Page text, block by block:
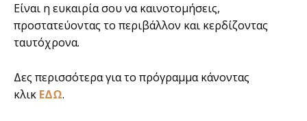
Είναι η ευκαιρία σου να καινοτομήσεις,
προστατεύοντας το περιβάλλον και κερδίζοντας
ταυτόχρονα.
Δες περισσότερα για το πρόγραμμα κάνοντας
κλικ ΕΔΩ.